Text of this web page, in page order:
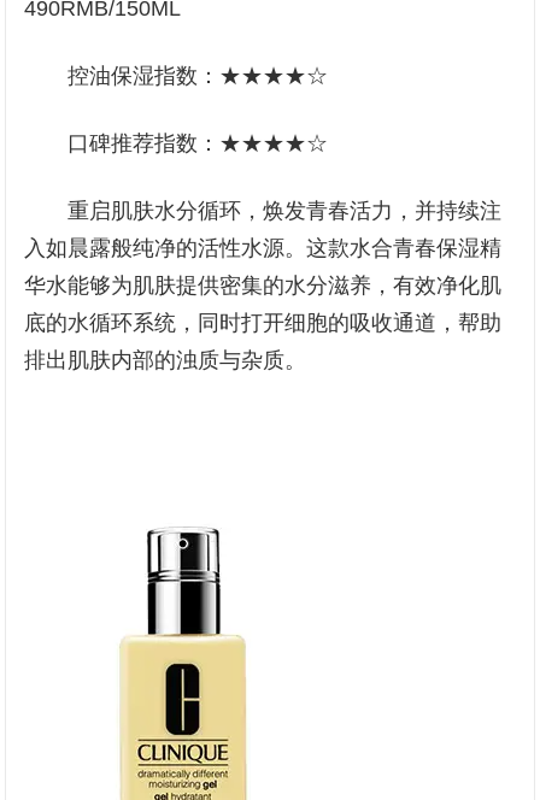
490RMB/150ML
控油保湿指数：★★★★☆
口碑推荐指数：★★★★☆
重启肌肤水分循环，焕发青春活力，并持续注
入如晨露般纯净的活性水源。这款水合青春保湿精
华水能够为肌肤提供密集的水分滋养，有效净化肌
底的水循环系统，同时打开细胞的吸收通道，帮助
排出肌肤内部的浊质与杂质。